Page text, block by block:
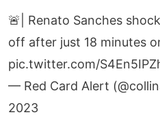
🚨| Renato Sanches
off after just 18 minutes
pic.twitter.com/
— Red Card Alert
2023